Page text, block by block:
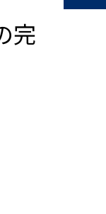
完